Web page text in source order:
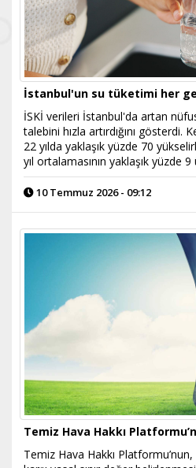
İstanbul'un su tüketimi her
İSKİ verileri İstanbul'da artan nüfus
talebini hızla artırdığını gösterdi.
22 yılda yaklaşık yüzde 70
yıl ortalamasının yaklaşık yüzde 9
10 Temmuz 2026 - 09:12
Temiz Hava Hakkı
Temiz Hava Hakkı